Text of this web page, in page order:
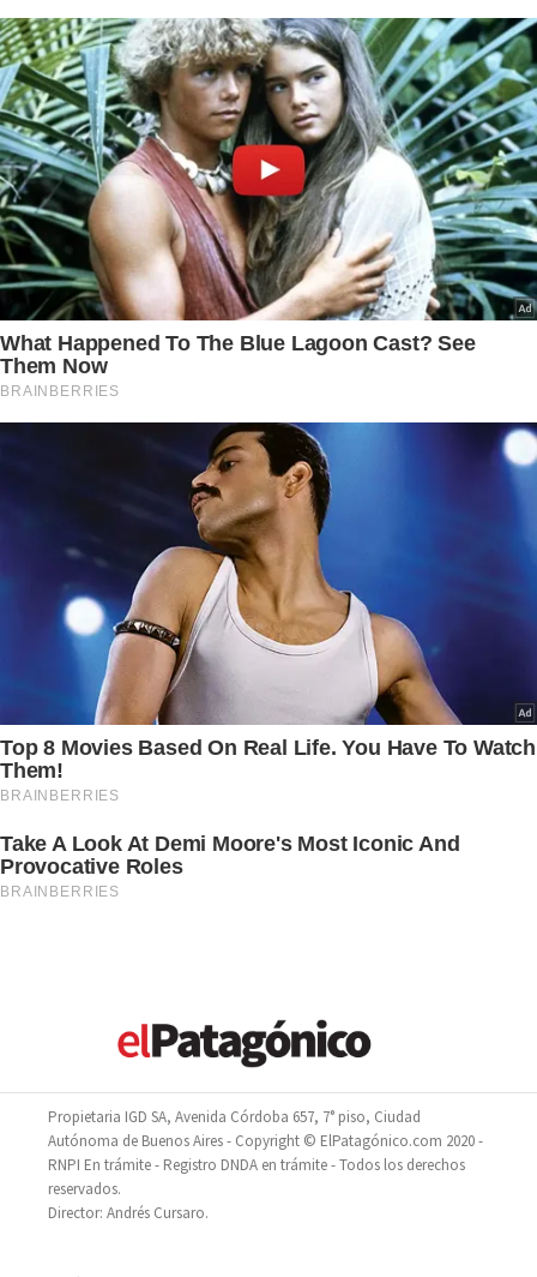
Propietaria IGD SA, Avenida Córdoba 657, 7° piso, Ciudad
Autónoma de Buenos Aires - Copyright © ElPatagónico.com 2020 -
RNPI En trámite - Registro DNDA en trámite - Todos los derechos
reservados.
Director: Andrés Cursaro.